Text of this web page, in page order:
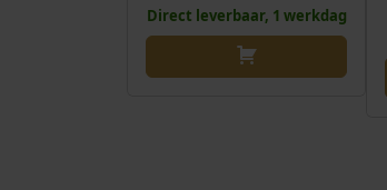
Direct leverbaar, 1 werkdag